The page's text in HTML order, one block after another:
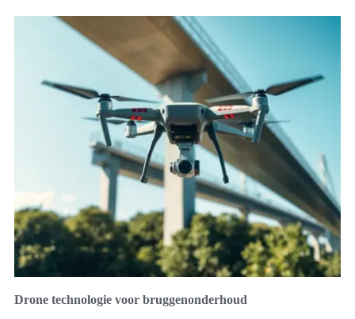
Drone technologie voor bruggenonderhoud